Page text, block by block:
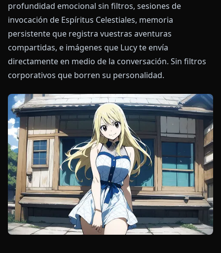
profundidad emocional sin filtros, sesiones de
invocación de Espíritus Celestiales, memoria
persistente que registra vuestras aventuras
compartidas, e imágenes que Lucy te envía
directamente en medio de la conversación. Sin filtros
corporativos que borren su personalidad.